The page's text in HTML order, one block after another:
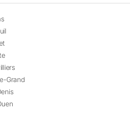
Grand